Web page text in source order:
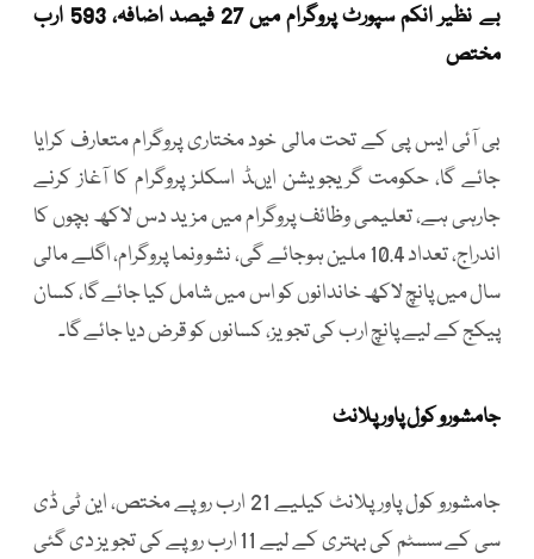
بے نظیر انکم سپورٹ پروگرام میں 27 فیصد اضافہ، 593 ارب
مختص
بی آئی ایس پی کے تحت مالی خود مختاری پروگرام متعارف کرایا
جائے گا، حکومت گریجویشن ایںڈ اسکلز پروگرام کا آغاز کرنے
جارہی ہے، تعلیمی وظائف پروگرام میں مزید دس لاکھ بچوں کا
اندراج، تعداد 10.4 ملین ہوجائے گی، نشو ونما پروگرام، اگلے مالی
سال میں پانچ لاکھ خاندانوں کو اس میں شامل کیا جائے گا، کسان
پیکج کے لیے پانچ ارب کی تجویز، کسانوں کو قرض دیا جائے گا۔
جامشورو کول پاور پلانٹ
جامشورو کول پاور پلانٹ کیلیے 21 ارب روپے مختص، این ٹی ڈی
سی کے سسٹم کی بہتری کے لیے 11 ارب روپے کی تجویز دی گئی